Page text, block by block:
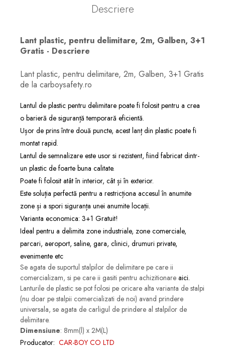
Descriere
Lant plastic, pentru delimitare, 2m, Galben, 3+1
Gratis - Descriere
Lant plastic, pentru delimitare, 2m, Galben, 3+1 Gratis
de la carboysafety.ro
Lantul de plastic pentru delimitare poate fi folosit pentru a crea
o barieră de siguranță temporară eficientă.
Ușor de prins între două puncte, acest lanț din plastic poate fi
montat rapid.
Lantul de semnalizare este usor si rezistent, fiind fabricat dintr-
un plastic de foarte buna calitate.
Poate fi folosit atât în interior, cât și în exterior.
Este soluția perfectă pentru a restricționa accesul în anumite
zone și a spori siguranța unei anumite locații.
Varianta economica: 3+1 Gratuit!
Ideal pentru a delimita zone industriale, zone comerciale,
parcari, aeroport, saline, gara, clinici, drumuri private,
evenimente etc
Se agata de suportul stalpilor de delimitare pe care ii
comercializam, si pe care ii gasiti pentru achizitionare aici.
Lanturile de plastic se pot folosi pe oricare alta varianta de stalpi
(nu doar pe stalpii comercializati de noi) avand prindere
universala, se agata de carligul de prindere al stalpilor de
delimitare.
Dimensiune: 8mm(l) x 2M(L)
Producator: CAR-BOY CO LTD